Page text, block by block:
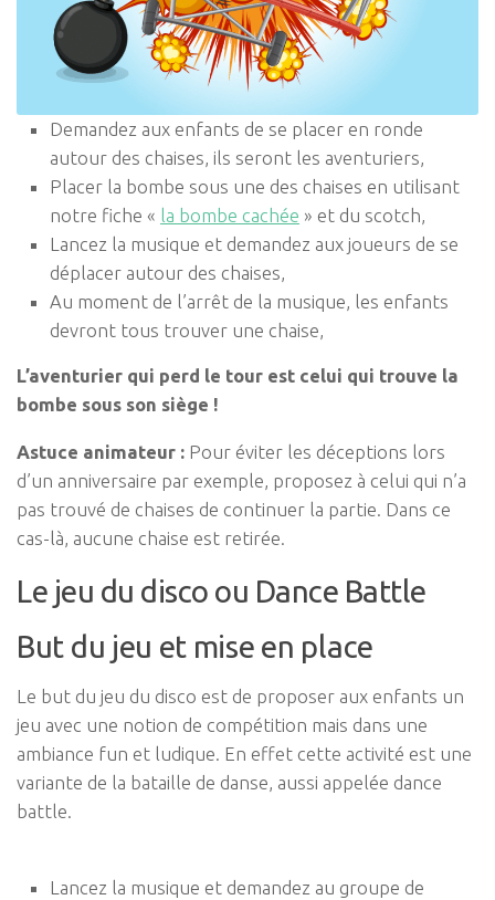
Demandez aux enfants de se placer en ronde
autour des chaises, ils seront les aventuriers,
Placer la bombe sous une des chaises en utilisant
notre fiche « la bombe cachée » et du scotch,
Lancez la musique et demandez aux joueurs de se
déplacer autour des chaises,
Au moment de l’arrêt de la musique, les enfants
devront tous trouver une chaise,
L’aventurier qui perd le tour est celui qui trouve la
bombe sous son siège !
Astuce animateur : Pour éviter les déceptions lors
d’un anniversaire par exemple, proposez à celui qui n’a
pas trouvé de chaises de continuer la partie. Dans ce
cas-là, aucune chaise est retirée.
Le jeu du disco ou Dance Battle
But du jeu et mise en place
Le but du jeu du disco est de proposer aux enfants un
jeu avec une notion de compétition mais dans une
ambiance fun et ludique. En effet cette activité est une
variante de la bataille de danse, aussi appelée dance
battle.
Lancez la musique et demandez au groupe de